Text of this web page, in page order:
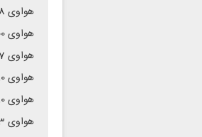
هواوی G8
هواوی G700
هواوی G7
هواوی G610
هواوی Ascend G510
هواوی GT3